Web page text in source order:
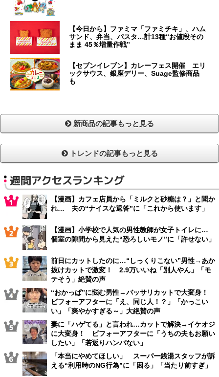
【今日から】ファミマ「ファミチキ」、ハム
サンド、弁当、パスタ…計13種“お値段その
まま 45％増量作戦”
【セブンイレブン】カレーフェス開催 エリ
ックサウス、銀座デリー、Suage監修商品
も
新商品の記事もっと見る
トレンドの記事もっと見る
週間アクセスランキング
【漫画】カフェ店員から「ミルクと砂糖は？」と聞か
れ… 夫の“ナイスな返答”に「これから使います」
【漫画】小学校で人気の男性教師が女子トイレに…
個室の隙間から見えた“恐ろしいモノ”に「許せない」
前日にカットしたのに…“しっくりこない”男性→あか
抜けカットで激変！ 2.9万いいね「別人やん」「モ
テそう」絶賛の声
“おかっぱ”に悩む男性→バッサリカットで大変身！
ビフォーアフターに「え、同じ人！？」「かっこい
い」「爽やかすぎる～」大絶賛の声
妻に「ハゲてる」と言われ…カットで解決→イケオジ
に大変身！ ビフォーアフターに「うちの夫もお願い
したい」「若返りハンパない」
「本当にやめてほしい」 スーパー銭湯スタッフが訴
える“利用時のNG行為”に「困る」「当たり前すぎ」